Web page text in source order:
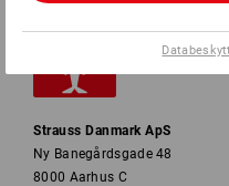
Strauss Danmark ApS
Ny Banegårdsgade 48
8000 Aarhus C